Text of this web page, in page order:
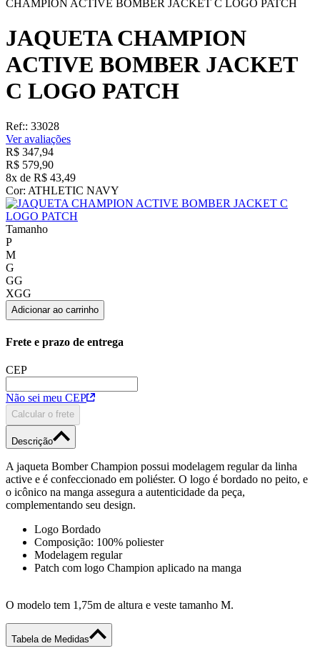
JAQUETA CHAMPION
ACTIVE BOMBER JACKET
C LOGO PATCH
Ref: :33028
R$ 347,94
R$ 579,90
8x deR$ 43
Cor:ATHLETIC NAVY
Tamanho
P
M
G
GG
XGG
Adicionar ao carrinho
Frete e prazo de entrega
CEP
Não sei meu CEP
Calcular o frete
Descrição
A jaqueta Bomber Champion possui modelagem regular da linha
o icônico na manga assegura a autenticidade da peça,
complementando seu design.
Logo Bordado
Modelagem regular
Patch com logo Champion aplicado na manga